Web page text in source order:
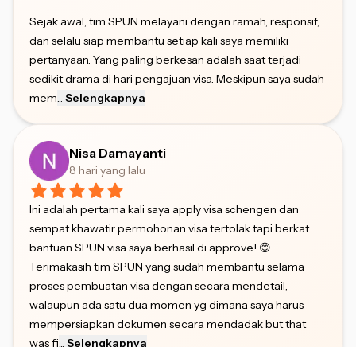
Sejak awal, tim SPUN melayani dengan ramah, responsif,
dan selalu siap membantu setiap kali saya memiliki
pertanyaan. Yang paling berkesan adalah saat terjadi
sedikit drama di hari pengajuan visa. Meskipun saya sudah
mem... Selengkapnya
Nisa Damayanti
8 hari yang lalu
Ini adalah pertama kali saya apply visa schengen dan
sempat khawatir permohonan visa tertolak tapi berkat
bantuan SPUN visa saya berhasil di approve! 😊
Terimakasih tim SPUN yang sudah membantu selama
proses pembuatan visa dengan secara mendetail,
walaupun ada satu dua momen yg dimana saya harus
mempersiapkan dokumen secara mendadak but that
was fi... Selengkapnya